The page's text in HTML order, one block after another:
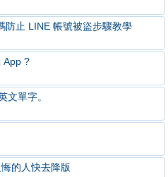
防止 LINE 帳號被盜步驟教學
App ?
文單字。
的人快去降版